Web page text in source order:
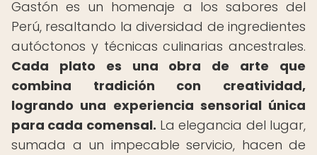
Gastón es un homenaje a los sabores del
Perú, resaltando la diversidad de ingredientes
autóctonos y técnicas culinarias ancestrales.
Cada plato es una obra de arte que
combina tradición con creatividad,
logrando una experiencia sensorial única
para cada comensal. La elegancia del lugar,
sumada a un impecable servicio, hacen de